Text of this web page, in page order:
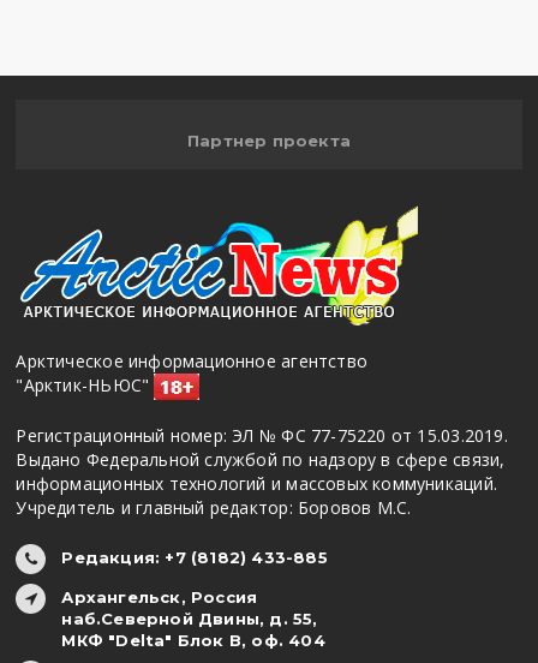
Партнер проекта
Арктическое информационное агентство
"Арктик-НЬЮС"
Регистрационный номер: ЭЛ № ФС 77-75220 от 15.03.2019.
Выдано Федеральной службой по надзору в сфере связи,
информационных технологий и массовых коммуникаций.
Учредитель и главный редактор: Боровов М.С.
Редакция: +7 (8182) 433-885
Архангельск, Россия
наб.Северной Двины, д. 55,
МКФ "Delta" Блок В, оф. 404